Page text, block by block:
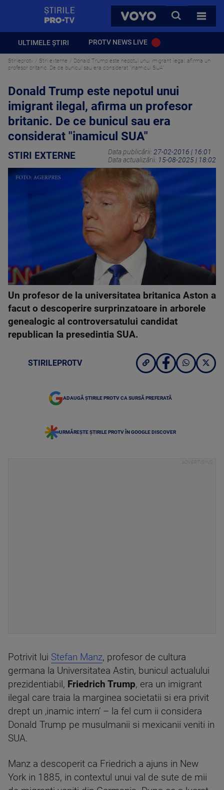
VOYO
CAUTA
TOATE
ULTIMELE ȘTIRI PROTV NEWS LIVE
Stirileprotv Stiri externe
Donald Trump este nepotul unui imigrant ilegal, afirma un
profesor britanic. De ce bunicul sau era considerat "inamicul SUA"
Donald Trump este nepotul unui
imigrant ilegal, afirma un profesor
britanic. De ce bunicul sau era
considerat "inamicul SUA"
STIRI EXTERNE Data publicării: 27-02-2016 | 16:01
Data actualizării: 15-08-2025 | 18:02
Un profesor de la universitatea britanica Aston a
facut o descoperire surprinzatoare in arborele
genealogic al controversatului candidat
republican la presedintia SUA.
STIRILEPROTV
ADAUGĂ ȘTIRILE PROTV CA SURSĂ PREFERATĂ
URMĂREȘTE ȘTIRILE PROTV ÎN GOOGLE DISCOVER
Potrivit lui Stefan Manz, profesor de cultura
germana la Universitatea Astin, bunicul actualului
prezidentiabil, Friedrich Trump, era un imigrant
ilegal care traia la marginea societatii si era privit
drept un ‚inamic intern’ – la fel cum ii considera
Donald Trump pe musulmanii si mexicanii veniti in
SUA.
Manz a descoperit ca Friedrich a ajuns in New
York in 1885, in contextul unui val de sute de mii